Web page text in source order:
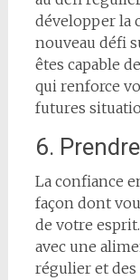
développer la
nouveau défi
êtes capable
qui renforce
futures
6.
La confiance
façon dont
de votre
avec une
régulier et